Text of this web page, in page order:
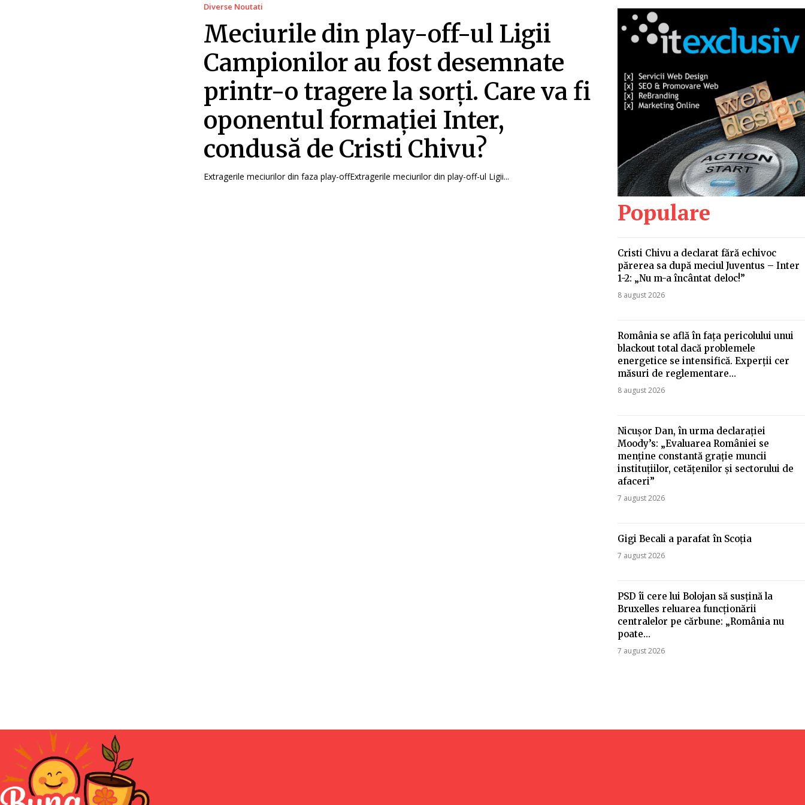
Diverse Noutati
Meciurile din play-off-ul Ligii
Campionilor au fost desemnate
printr-o tragere la sorți. Care va fi
oponentul formației Inter,
condusă de Cristi Chivu?
Extragerile meciurilor din faza play-offExtragerile meciurilor din play-off-ul Ligii...
Populare
Cristi Chivu a declarat fără echivoc
părerea sa după meciul Juventus – Inter
1-2: „Nu m-a încântat deloc!”
8 august 2026
România se află în fața pericolului unui
blackout total dacă problemele
energetice se intensifică. Experții cer
măsuri de reglementare…
8 august 2026
Nicușor Dan, în urma declarației
Moody’s: „Evaluarea României se
menține constantă grație muncii
instituțiilor, cetățenilor și sectorului de
afaceri”
7 august 2026
Gigi Becali a parafat în Scoția
7 august 2026
PSD îi cere lui Bolojan să susțină la
Bruxelles reluarea funcționării
centralelor pe cărbune: „România nu
poate…
7 august 2026